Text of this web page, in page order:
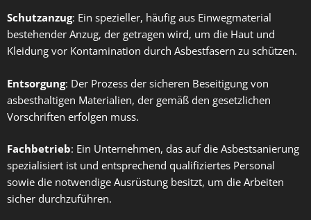
Schutzanzug: Ein spezieller, häufig aus Einwegmaterial
bestehender Anzug, der getragen wird, um die Haut und
Kleidung vor Kontamination durch Asbestfasern zu schützen.
Entsorgung: Der Prozess der sicheren Beseitigung von
asbesthaltigen Materialien, der gemäß den gesetzlichen
Vorschriften erfolgen muss.
Fachbetrieb: Ein Unternehmen, das auf die Asbestsanierung
spezialisiert ist und entsprechend qualifiziertes Personal
sowie die notwendige Ausrüstung besitzt, um die Arbeiten
sicher durchzuführen.